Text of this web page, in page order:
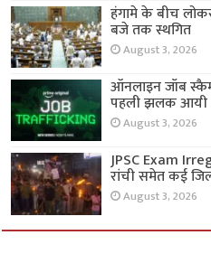
हंगामे के बीच
बजे तक स्थगित
August 3, 2026
ऑनलाइन जॉब स्कैम
पहली झलक आयी
August 3, 2026
JPSC Exam
रांची समेत कई
August 3, 2026